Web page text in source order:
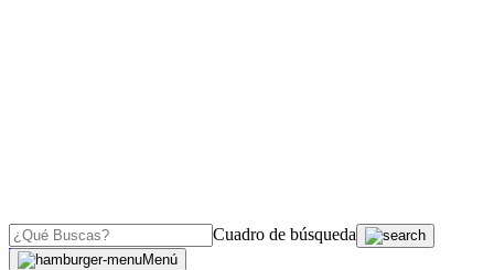
Cuadro de búsqueda
Menú
OJO